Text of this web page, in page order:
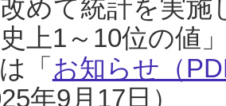
めて統計を実
上1～10位の値
「 お知らせ（
年9月17日）